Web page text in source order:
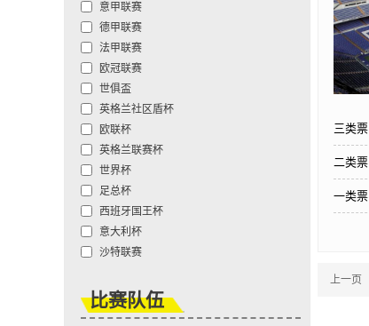
三类票
二类票
一类票
上一页
意甲联赛
德甲联赛
法甲联赛
欧冠联赛
世俱盃
英格兰社区盾杯
欧联杯
英格兰联赛杯
世界杯
足总杯
西班牙国王杯
意大利杯
沙特联赛
比赛队伍